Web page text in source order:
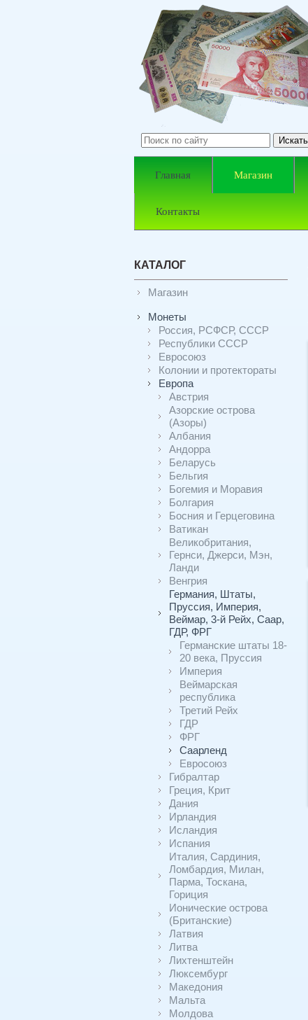
Главная Магазин
Контакты
КАТАЛОГ
Магазин
Монеты
Россия, РСФСР, СССР
Республики СССР
Евросоюз
Колонии и протектораты
Европа
Австрия
Азорские острова
(Азоры)
Албания
Андорра
Беларусь
Бельгия
Богемия и Моравия
Болгария
Босния и Герцеговина
Ватикан
Великобритания,
Гернси, Джерси, Мэн,
Ланди
Венгрия
Германия, Штаты,
Пруссия, Империя,
Веймар, 3-й Рейх, Саар,
ГДР, ФРГ
Германские штаты 18-
20 века, Пруссия
Империя
Веймарская
республика
Третий Рейх
ГДР
ФРГ
Саарленд
Евросоюз
Гибралтар
Греция, Крит
Дания
Ирландия
Исландия
Испания
Италия, Сардиния,
Ломбардия, Милан,
Парма, Тоскана,
Гориция
Ионические острова
(Британские)
Латвия
Литва
Лихтенштейн
Люксембург
Македония
Мальта
Молдова